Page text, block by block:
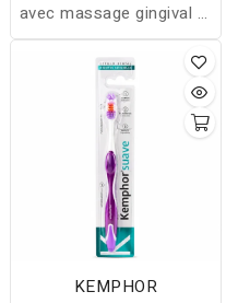
avec massage gingival et
gratte-langue pour un
nettoyage complet et une
haleine plus fraîche.
KEMPHOR